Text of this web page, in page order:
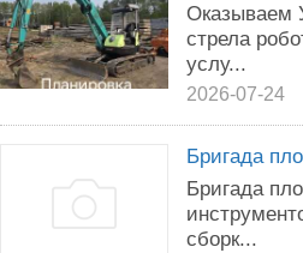
Оказываем
стрела
услу...
2026-07-24
Бригада
Бригада
сборк...